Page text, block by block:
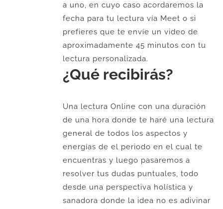
a uno, en cuyo caso acordaremos la
fecha para tu lectura vía Meet o si
prefieres que te envíe un video de
aproximadamente 45 minutos con tu
lectura personalizada.
¿Qué recibirás?
Una lectura Online con una duración
de una hora donde te haré una lectura
general de todos los aspectos y
energías de el periodo en el cual te
encuentras y luego pasaremos a
resolver tus dudas puntuales, todo
desde una perspectiva holística y
sanadora donde la idea no es adivinar